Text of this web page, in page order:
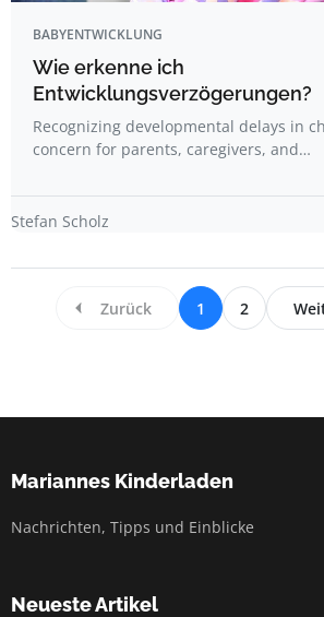
BABYENTWICKLUNG
Wie erkenne ich
Entwicklungsverzögerungen?
Recognizing developmental delays in
concern for parents, caregivers, and…
Stefan Scholz
Zurück 1 2
Mariannes Kinderladen
Nachrichten, Tipps und Einblicke
Neueste Artikel